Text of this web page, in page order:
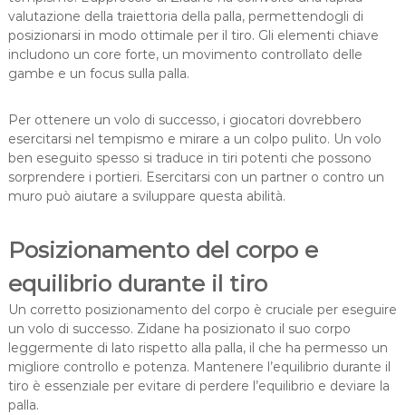
valutazione della traiettoria della palla, permettendogli di
posizionarsi in modo ottimale per il tiro. Gli elementi chiave
includono un core forte, un movimento controllato delle
gambe e un focus sulla palla.
Per ottenere un volo di successo, i giocatori dovrebbero
esercitarsi nel tempismo e mirare a un colpo pulito. Un volo
ben eseguito spesso si traduce in tiri potenti che possono
sorprendere i portieri. Esercitarsi con un partner o contro un
muro può aiutare a sviluppare questa abilità.
Posizionamento del corpo e
equilibrio durante il tiro
Un corretto posizionamento del corpo è cruciale per eseguire
un volo di successo. Zidane ha posizionato il suo corpo
leggermente di lato rispetto alla palla, il che ha permesso un
migliore controllo e potenza. Mantenere l’equilibrio durante il
tiro è essenziale per evitare di perdere l’equilibrio e deviare la
palla.